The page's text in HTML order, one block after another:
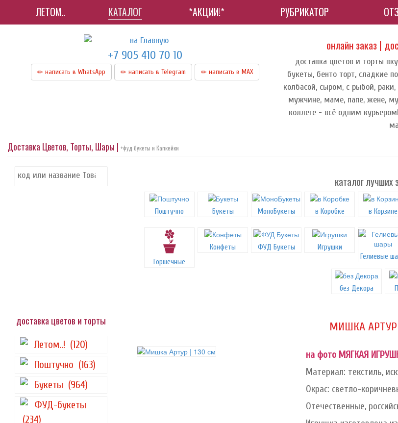
ЛЕТОМ.. КАТАЛОГ *АКЦИИ!* РУБРИКАТОР
+7 905 410 70 10
написать в WhatsApp написать в Telegram написать в МАХ
онлайн заказ |
доставка цветов и торты
букеты, бенто торт, сладкие
колбасой, сыром, с рыбой,
мужчине, маме, папе, жене,
коллеге - всё одним
Доставка Цветов, Торты, Шары | +фуд букеты и Капкейки
каталог лучших
Поштучно Букеты МоноБукеты в Коробке
в Корзине
Горшечные
Конфеты ФУД Букеты
Игрушки
Гелиевые
без Декора
доставка цветов и торты
Летом..! (120)
Поштучно (163)
Букеты (964)
ФУД-букеты
(234)
МИШКА АРТУР
на фото МЯГКАЯ
Материал: текстиль,
Окрас: светло-
Отечественные,